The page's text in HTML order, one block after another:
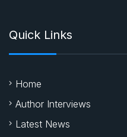
Quick Links
Home
Author Interviews
Latest News